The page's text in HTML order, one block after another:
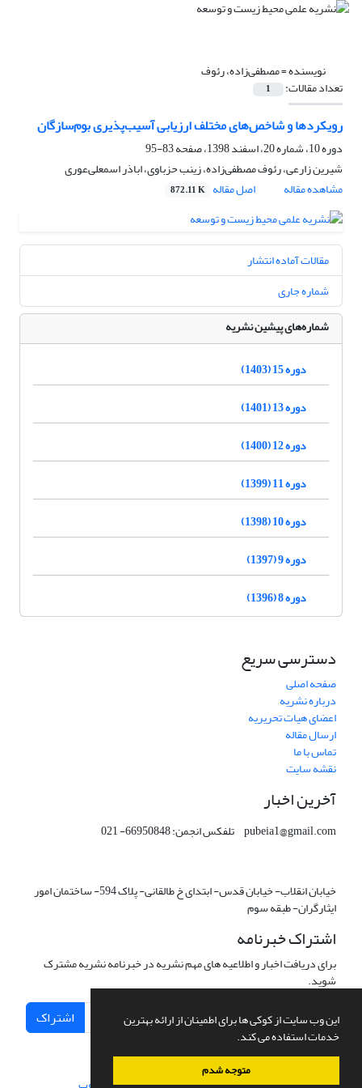
این وب سایت از کوکی ها برای اطمینان از ارائه بهترین
خدمات استفاده می کند.
متوجه شدم
نویسنده =مصطفی‌زاده، رئوف
تعداد مقالات: 1
رویکردها و شاخص‌های مختلف ارزیابی آسیب‌پذیری بوم‌سازگان
دوره 10، شماره 20، اسفند 1398، صفحه
83-95
شیرین زارعی، رئوف مصطفی‌زاده، زینب حزباوی، اباذر اسمعلی‌عوری
مشاهده مقاله
اصل مقاله 872.11 K
مقالات آماده انتشار
شماره جاری
شماره‌های پیشین نشریه
دوره 15 (1403)
دوره 13 (1401)
دوره 12 (1400)
دوره 11 (1399)
دوره 10 (1398)
دوره 9 (1397)
دوره 8 (1396)
دسترسی سریع
صفحه اصلی
درباره نشریه
اعضای هیات تحریریه
ارسال مقاله
تماس با ما
نقشه سایت
آخرین اخبار
pubeia1@gmail.com تلفکس انجمن: 66950848- 021
خیابان انقلاب- خیابان قدس- ابتدای خ طالقانی- پلاک 594- ساختمان امور
ایثارگران- طبقه سوم
اشتراک خبرنامه
برای دریافت اخبار و اطلاعیه های مهم نشریه در خبرنامه نشریه مشترک
شوید.
اشتراک